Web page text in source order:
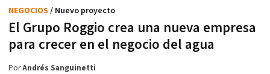
El Grupo Roggio crea una nueva empresa
para crecer en el negocio del agua
NEGOCIOS / Nuevo proyecto
PorAndrés Sanguinetti